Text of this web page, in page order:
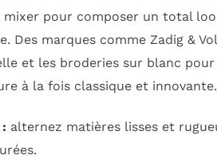
mixer pour composer un total
Des marques comme Zadig &
et les broderies sur blanc pour
à la fois classique et innovante.
alternez matières lisses et